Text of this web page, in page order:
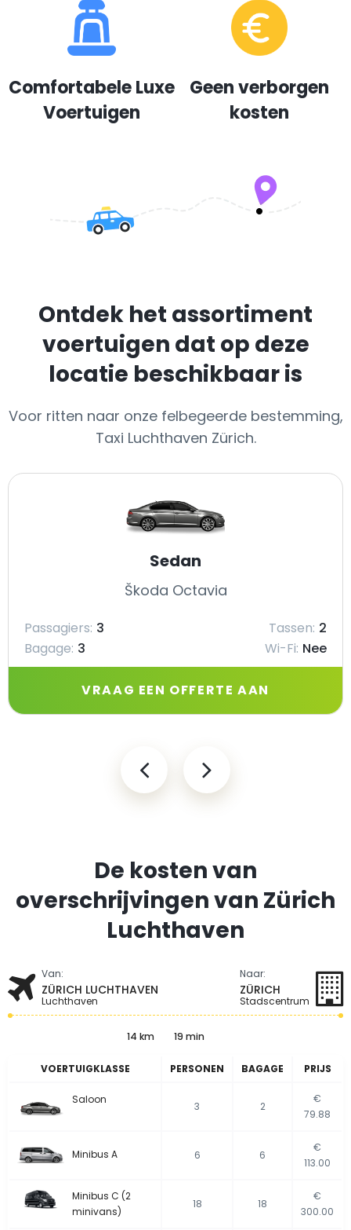
Comfortabele Luxe
Voertuigen
Geen verborgen
kosten
Ontdek het assortiment
voertuigen dat op deze
locatie beschikbaar is
Voor ritten naar onze felbegeerde bestemming,
Taxi Luchthaven Zürich.
Sedan
Škoda Octavia
Passagiers: 3 Tassen: 2
Bagage: 3 Wi-Fi: Nee
VRAAG EEN OFFERTE AAN
De kosten van
overschrijvingen van Zürich
Luchthaven
Van:
ZÜRICH LUCHTHAVEN
Luchthaven
Naar:
ZÜRICH
Stadscentrum
14 km 19 min
VOERTUIGKLASSE PERSONEN BAGAGE PRIJS
Saloon
3 2
€
79.88
Minibus A 6 6
€
113.00
Minibus C (2
minivans)
18 18
€
300.00